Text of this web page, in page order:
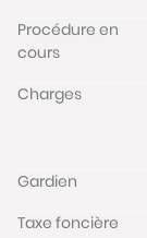
Procédure en
cours
Charges
Gardien
Taxe foncière